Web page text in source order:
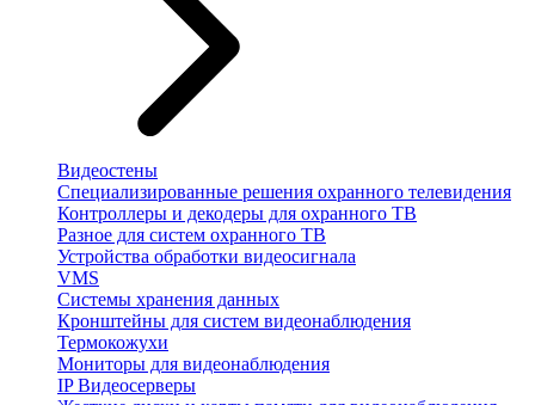
Видеостены
Специализированные решения охранного телевидения
Контроллеры и декодеры для охранного ТВ
Разное для систем охранного ТВ
Устройства обработки видеосигнала
VMS
Системы хранения данных
Кронштейны для систем видеонаблюдения
Термокожухи
Мониторы для видеонаблюдения
IP Видеосерверы